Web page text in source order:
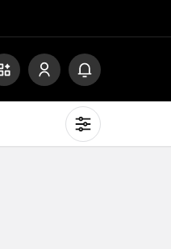
Mod
değiştir